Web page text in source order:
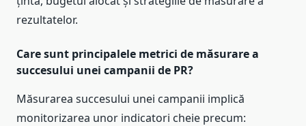
rezultatelor.
Care sunt principalele metrici de măsurare a
succesului unei campanii de PR?
Măsurarea succesului unei campanii implică
monitorizarea unor indicatori cheie precum: